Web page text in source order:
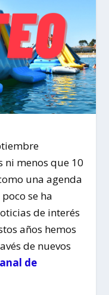
menos que 10
una agenda
se ha
de interés
años hemos
de nuevos
de